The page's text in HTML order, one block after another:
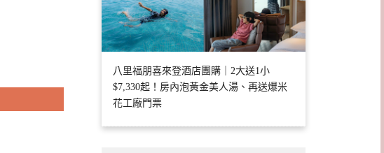
八里福朋喜來登酒店團購｜2大送1小
$7,330起！房內泡黃金美人湯、再送爆米
花工廠門票